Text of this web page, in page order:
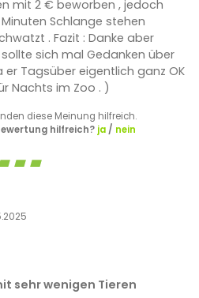
mit 2 € beworben , jedoch
Schlange stehen
. Fazit : Danke aber
sich mal Gedanken über
Tagsüber eigentlich ganz OK
Nachts im Zoo . )
diese Meinung hilfreich.
hilfreich? ja/ nein
sehr wenigen Tieren